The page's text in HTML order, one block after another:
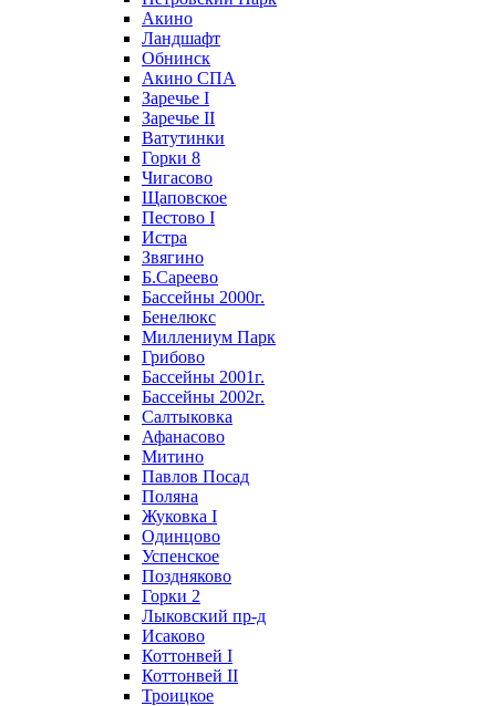
Акино
Ландшафт
Обнинск
Акино СПА
Заречье I
Заречье II
Ватутинки
Горки 8
Чигасово
Щаповское
Пестово I
Истра
Звягино
Б.Сареево
Бассейны 2000г.
Бенелюкс
Миллениум Парк
Грибово
Бассейны 2001г.
Бассейны 2002г.
Салтыковка
Афанасово
Митино
Павлов Посад
Поляна
Жуковка I
Одинцово
Успенское
Поздняково
Горки 2
Лыковский пр-д
Исаково
Коттонвей I
Коттонвей II
Троицкое